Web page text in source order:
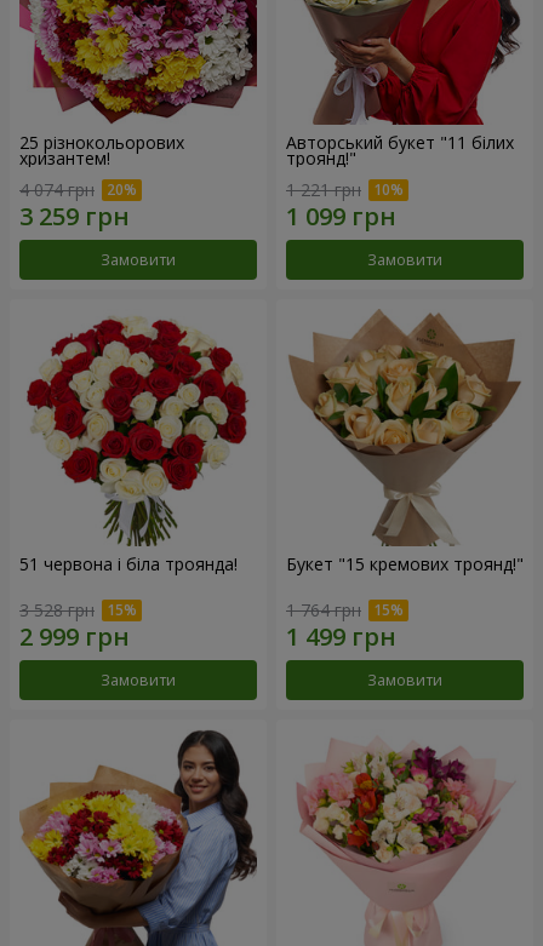
25 різнокольорових
хризантем!
4 074 грн
Замовити
Авторський букет "11 білих
троянд!"
1 221 грн
Замовити
51 червона і біла троянда!
3 528 грн
Замовити
Букет "15 кремових троянд!"
1 764 грн
Замовити